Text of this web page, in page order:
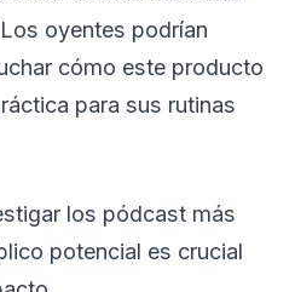
oyentes podrían
cómo este producto
para sus rutinas
los pódcast más
potencial es crucial